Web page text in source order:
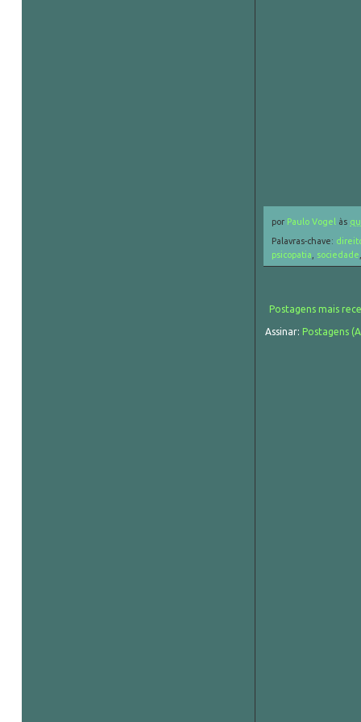
por Paulo Vogel às
Palavras-chave:
psicopatia
sociedade
Postagens mais
Assinar: Postagens